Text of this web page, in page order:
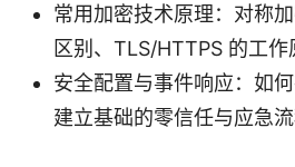
常用加密技术原理：对称
区别、TLS/HTTPS 的工作
安全配置与事件响应：如
建立基础的零信任与应急流